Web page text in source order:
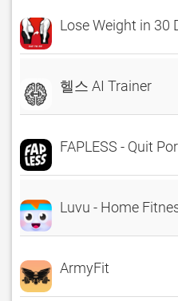
Lose Weight in 30
헬스 AI Trainer
FAPLESS - Quit
Luvu - Home
ArmyFit